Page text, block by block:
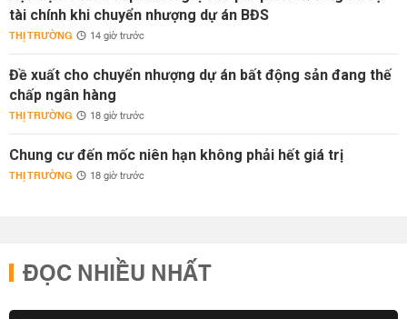
tài chính khi chuyển nhượng dự án BĐS
THỊ TRƯỜNG 14 giờ trước
Đề xuất cho chuyển nhượng dự án bất động sản đang thế
chấp ngân hàng
THỊ TRƯỜNG 18 giờ trước
Chung cư đến mốc niên hạn không phải hết giá trị
THỊ TRƯỜNG 18 giờ trước
ĐỌC NHIỀU NHẤT